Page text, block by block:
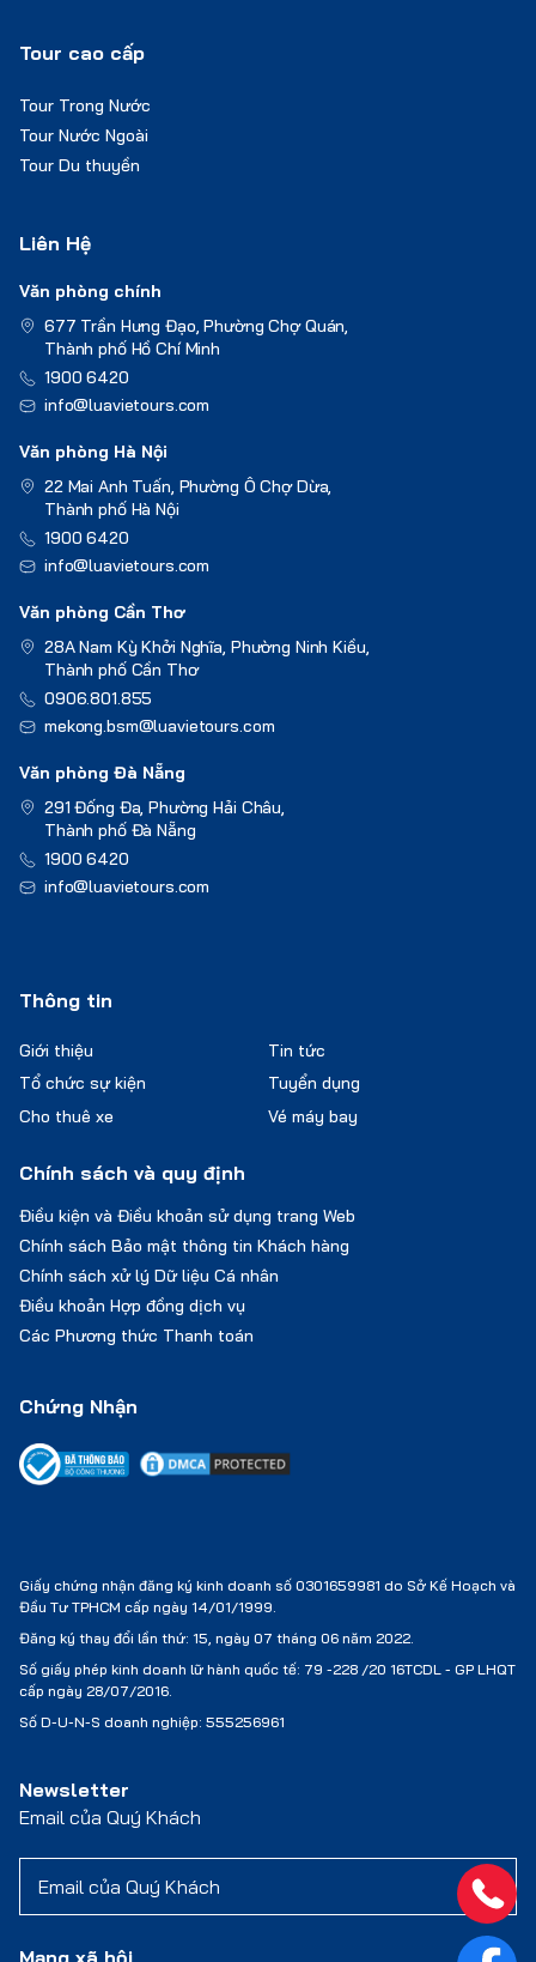
Tour cao cấp
Tour Trong Nước
Tour Nước Ngoài
Tour Du thuyền
Chứng Nhận
Giấy chứng nhận đăng ký kinh doanh số 0301659981 do Sở Kế Hoạch và
Đầu Tư TPHCM cấp ngày 14/01/1999.
Đăng ký thay đổi lần thứ: 15, ngày 07 tháng 06 năm 2022.
Số giấy phép kinh doanh lữ hành quốc tế: 79 -228 /20 16TCDL - GP LHQT
cấp ngày 28/07/2016.
Số D-U-N-S doanh nghiệp: 555256961
Liên Hệ
Văn phòng chính
677 Trần Hưng Đạo, Phường Chợ Quán,
Thành phố Hồ Chí Minh
1900 6420
info@luavietours.com
Văn phòng Hà Nội
22 Mai Anh Tuấn, Phường Ô Chợ Dừa,
Thành phố Hà Nội
1900 6420
info@luavietours.com
Văn phòng Cần Thơ
28A Nam Kỳ Khởi Nghĩa, Phường Ninh Kiều,
Thành phố Cần Thơ
0906.801.855
mekong.bsm@luavietours.com
Văn phòng Đà Nẵng
291 Đống Đa, Phường Hải Châu,
Thành phố Đà Nẵng
1900 6420
info@luavietours.com
Thông tin
Giới thiệu
Tổ chức sự kiện
Cho thuê xe
Vé máy bay
Tin tức
Tuyển dụng
Chính sách và quy định
Điều kiện và Điều khoản sử dụng trang Web
Chính sách Bảo mật thông tin Khách hàng
Chính sách xử lý Dữ liệu Cá nhân
Điều khoản Hợp đồng dịch vụ
Các Phương thức Thanh toán
Newsletter
Email của Quý Khách